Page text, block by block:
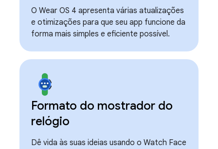
O Wear OS 4 apresenta várias atualizações
e otimizações para que seu app funcione da
forma mais simples e eficiente possível.
Formato do mostrador do
relógio
Dê vida às suas ideias usando o Watch Face